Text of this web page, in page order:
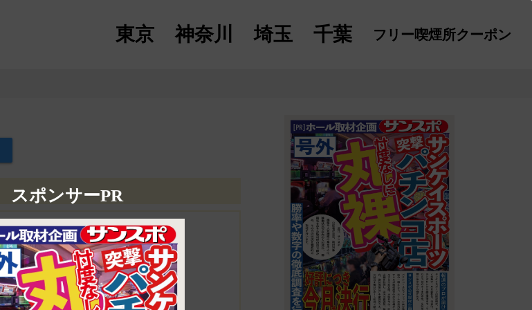
東京 神奈川 埼玉 千葉 フリー喫煙所クーポン
スポンサーPR